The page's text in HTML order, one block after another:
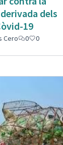
dels
19
Cero 0 0